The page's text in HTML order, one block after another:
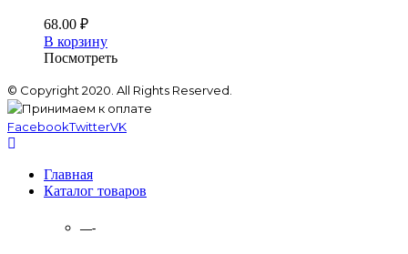
68.00 ₽
В корзину
Посмотреть
© Copyright 2020. All Rights Reserved.
FacebookTwitterVK
Главная
Каталог товаров
—-